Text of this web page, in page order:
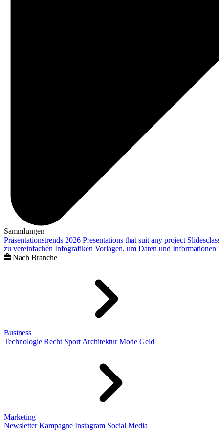
Sammlungen
Präsentationstrends 2026 Presentations that suit any project
zu vereinfachen Infografiken Vorlagen, um Daten und
Nach Branche
Business
Technologie Recht Sport Architektur Mode Geld
Marketing
Newsletter Kampagne Instagram Social Media